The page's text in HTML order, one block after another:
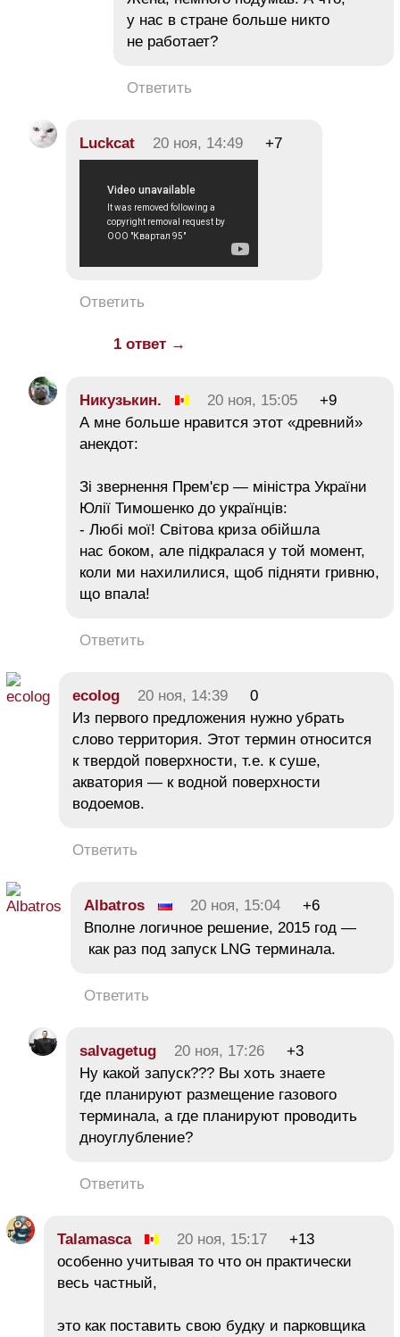
у нас в стране больше никто
не работает?
Ответить
Luckcat 20 ноя, 14:49 +7
Ответить
1 ответ →
Никузькин. 20 ноя, 15:05
+9
А мне больше нравится этот «древний»
анекдот:
Зі звернення Прем'єр — міністра України
Юлії Тимошенко до українців:
- Любі мої! Світова криза обійшла
нас боком, але підкралася у той момент,
коли ми нахилилися, щоб підняти гривню,
що впала!
Ответить
ecolog 20 ноя, 14:39
0
Из первого предложения нужно убрать
слово территория. Этот термин относится
к твердой поверхности, т.е. к суше,
акватория — к водной поверхности
водоемов.
Ответить
Albatros 20 ноя, 15:04
+6
Вполне логичное решение, 2015 год —
как раз под запуск LNG терминала.
Ответить
salvagetug 20 ноя, 17:26
+3
Ну какой запуск??? Вы хоть знаете
где планируют размещение газового
терминала, а где планируют проводить
дноуглубление?
Ответить
Talamasca 20 ноя, 15:17
+13
особенно учитывая то что он практически
весь частный,
это как поставить свою будку и парковщика